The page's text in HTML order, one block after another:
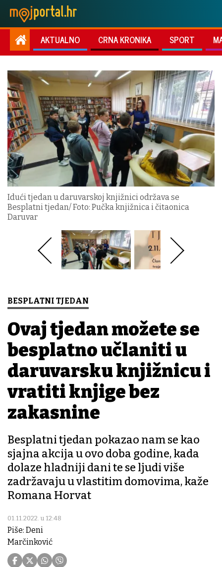
AKTUALNO CRNA KRONIKA SPORT
Idući tjedan u daruvarskoj knjižnici održava se
Besplatni tjedan/ Foto: Pučka knjižnica i čitaonica
Daruvar
BESPLATNI TJEDAN
Ovaj tjedan možete se
besplatno učlaniti u
daruvarsku knjižnicu i
vratiti knjige bez
zakasnine
Besplatni tjedan pokazao nam se kao
sjajna akcija u ovo doba godine, kada
dolaze hladniji dani te se ljudi više
zadržavaju u vlastitim domovima, kaže
Romana Horvat
01.11.2022. u 12:48
Piše: Deni
Marčinković